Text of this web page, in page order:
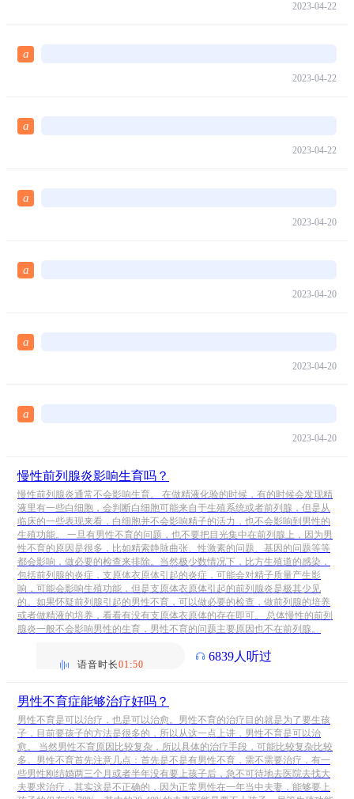
2023-04-22
a
2023-04-22
a
2023-04-22
a
2023-04-20
a
2023-04-20
a
2023-04-20
a
2023-04-20
慢性前列腺炎影响生育吗？
慢性前列腺炎通常不会影响生育。 在做精液化验的时候，有的时候会发现精
液里有一些白细胞，会判断白细胞可能来自于生殖系统或者前列腺，但是从
临床的一些表现来看，白细胞并不会影响精子的活力，也不会影响到男性的
生殖功能。 一旦有男性不育的问题，也不要把目光集中在前列腺上，因为男
性不育的原因是很多，比如精索静脉曲张、性激素的问题、基因的问题等等
都会影响，做必要的检查来排除。当然极少数情况下，比方生殖道的感染，
包括前列腺的炎症，支原体衣原体引起的炎症，可能会对精子质量产生影
响，可能会影响生殖功能，但是支原体衣原体引起的前列腺炎是极其少见
的。如果怀疑前列腺引起的男性不育，可以做必要的检查，做前列腺的培养
或者做精液的培养，看看有没有支原体衣原体的存在即可。 总体慢性的前列
腺炎一般不会影响男性的生育，男性不育的问题主要原因也不在前列腺。
语音时长01:50
6839人听过
男性不育症能够治疗好吗？
男性不育是可以治疗，也是可以治愈。男性不育的治疗目的就是为了要生孩
子，目前要孩子的方法是很多的，所以从这一点上讲，男性不育是可以治
愈。 当然男性不育原因比较复杂，所以具体的治疗手段，可能比较复杂比较
多。男性不育首先注意几点：首先是不是有男性不育，需不需要治疗，有一
些男性刚结婚两三个月或者半年没有要上孩子后，急不可待地去医院去找大
夫要求治疗，其实这是不正确的，因为正常男性在一年当中夫妻，能够要上